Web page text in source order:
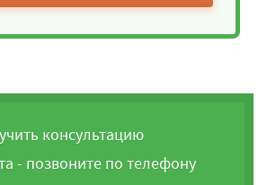
консультацию
- позвоните по телефону